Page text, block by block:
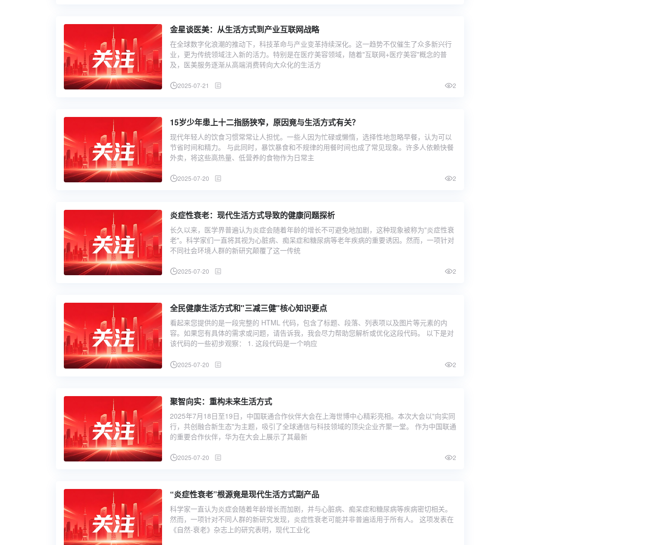
金星谈医美：从生活方式到产业互联网战略
在全球数字化浪潮的推动下，科技革命与产业变革持续深化。这一趋势不仅催生了众多新兴行
业，更为传统领域注入新的活力。特别是在医疗美容领域，随着"互联网+医疗美容"概念的普
及，医美服务逐渐从高端消费转向大众化的生活方
2025-07-21 2
15岁少年患上十二指肠狭窄，原因竟与生活方式有关？
现代年轻人的饮食习惯常常让人担忧。一些人因为忙碌或懒惰，选择性地忽略早餐，认为可以
节省时间和精力。 与此同时，暴饮暴食和不规律的用餐时间也成了常见现象。许多人依赖快餐
外卖，将这些高热量、低营养的食物作为日常主
2025-07-20 2
炎症性衰老：现代生活方式导致的健康问题探析
长久以来，医学界普遍认为炎症会随着年龄的增长不可避免地加剧，这种现象被称为"炎症性衰
老"。科学家们一直将其视为心脏病、痴呆症和糖尿病等老年疾病的重要诱因。然而，一项针对
不同社会环境人群的新研究颠覆了这一传统
2025-07-20 2
全民健康生活方式和"三减三健"核心知识要点
看起来您提供的是一段完整的 HTML 代码，包含了标题、段落、列表项以及图片等元素的内
容。如果您有具体的需求或问题，请告诉我，我会尽力帮助您解析或优化这段代码。 以下是对
该代码的一些初步观察： 1. 这段代码是一个响应
2025-07-20 2
聚智向实：重构未来生活方式
2025年7月18日至19日，中国联通合作伙伴大会在上海世博中心精彩亮相。本次大会以"向实同
行，共创融合新生态"为主题，吸引了全球通信与科技领域的顶尖企业齐聚一堂。 作为中国联通
的重要合作伙伴，华为在大会上展示了其最新
2025-07-20 2
“炎症性衰老”根源竟是现代生活方式副产品
科学家一直认为炎症会随着年龄增长而加剧，并与心脏病、痴呆症和糖尿病等疾病密切相关。
然而，一项针对不同人群的新研究发现，炎症性衰老可能并非普遍适用于所有人。 这项发表在
《自然-衰老》杂志上的研究表明，现代工业化